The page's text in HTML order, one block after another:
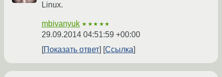
Linux.
mbivanyuk ★★★★★
29.09.2014 04:51:59 +00:00
Показать ответ
Ссылка